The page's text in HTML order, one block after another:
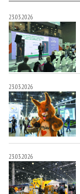
23.03.2026
23.03.2026
23.03.2026